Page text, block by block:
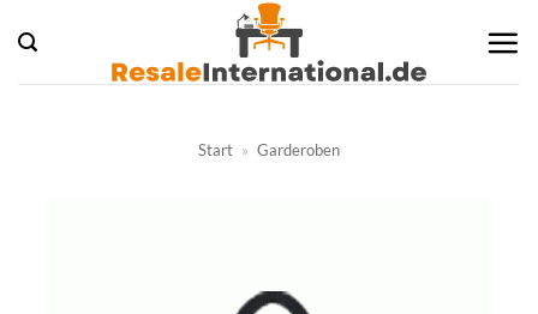
Inhalt
springen
Start » Garderoben